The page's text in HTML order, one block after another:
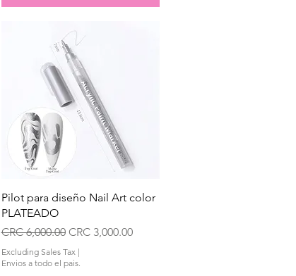
Quick View
Pilot para diseño Nail Art color
PLATEADO
Regular Price
CRC 6,000.00 Sale Price
CRC 3,000.00
Excluding Sales Tax|
Envios a todo el pais.